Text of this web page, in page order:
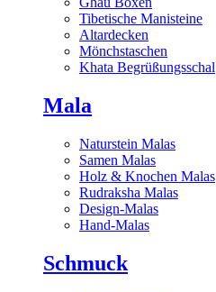
Tibetische Manisteine
Altardecken
Mönchstaschen
Khata Begrüßungsschal
Mala
Naturstein Malas
Samen Malas
Holz & Knochen Malas
Rudraksha Malas
Design-Malas
Hand-Malas
Schmuck